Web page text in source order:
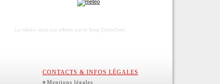
La météo vous est offerte par le Blog CaVaChier.
CONTACTS & INFOS LÉGALES
» Mentions légales